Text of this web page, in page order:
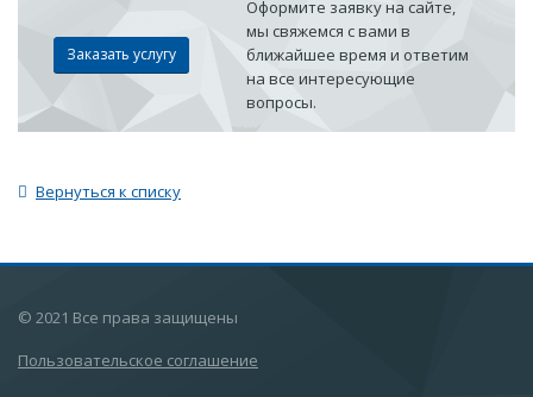
Заказать услугу
Оформите заявку на сайте,
мы свяжемся с вами в
ближайшее время и ответим
на все интересующие
вопросы.
Вернуться к списку
© 2021 Все права защищены
Пользовательское соглашение